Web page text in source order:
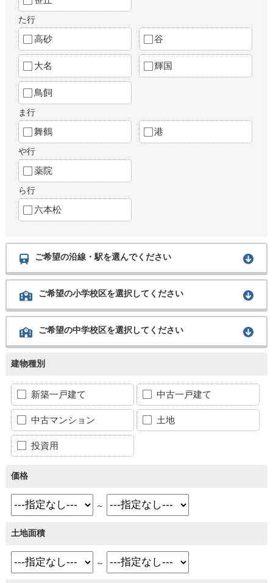
た行
高砂 谷
大名 輝国
鳥飼
ま行
舞鶴 港
や行
薬院
ら行
六本松
ご希望の沿線・駅を選んでください
ご希望の小学校区を選択してください
ご希望の中学校区を選択してください
建物種別
新築一戸建て 中古一戸建て
中古マンション 土地
投資用
価格
～
土地面積
～